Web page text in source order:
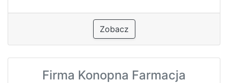
Zobacz
Firma Konopna Farmacja